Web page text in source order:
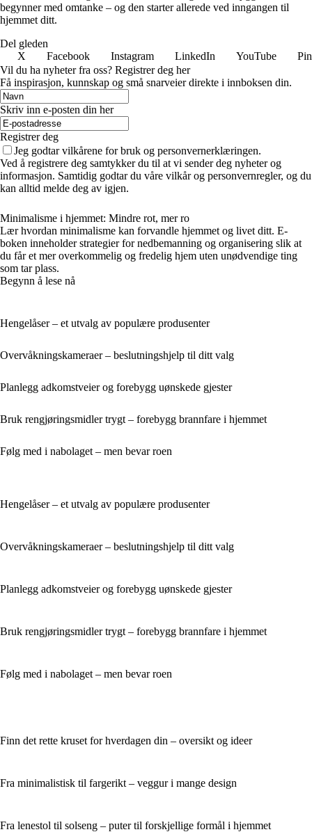
begynner med omtanke – og den starter allerede ved inngangen til
hjemmet ditt.
Del gleden
X
Facebook Instagram LinkedIn YouTube
Vil du ha nyheter fra oss? Registrer deg her
Få inspirasjon, kunnskap og små snarveier direkte i innboksen din.
Skriv inn e-posten din her
Registrer deg
Jeg godtar vilkårene for bruk og personvernerklæringen.
Ved å registrere deg samtykker du til at vi sender deg nyheter og
informasjon. Samtidig godtar du våre vilkår og personvernregler, og du
kan alltid melde deg av igjen.
Minimalisme i hjemmet: Mindre rot, mer ro
Lær hvordan minimalisme kan forvandle hjemmet og livet ditt. E-
boken inneholder strategier for nedbemanning og organisering slik at
du får et mer overkommelig og fredelig hjem uten unødvendige ting
som tar plass.
Begynn å lese nå
Hengelåser – et utvalg av populære produsenter
Overvåkningskameraer – beslutningshjelp til ditt valg
Planlegg adkomstveier og forebygg uønskede gjester
Bruk rengjøringsmidler trygt – forebygg brannfare i hjemmet
Følg med i nabolaget – men bevar roen
Hengelåser – et utvalg av populære produsenter
Overvåkningskameraer – beslutningshjelp til ditt valg
Planlegg adkomstveier og forebygg uønskede gjester
Bruk rengjøringsmidler trygt – forebygg brannfare i hjemmet
Følg med i nabolaget – men bevar roen
Finn det rette kruset for hverdagen din – oversikt og ideer
Fra minimalistisk til fargerikt – veggur i mange design
Fra lenestol til solseng – puter til forskjellige formål i hjemmet